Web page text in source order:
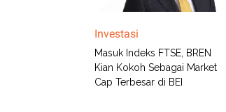
Investasi
Masuk Indeks FTSE, BREN
Kian Kokoh Sebagai Market
Cap Terbesar di BEI